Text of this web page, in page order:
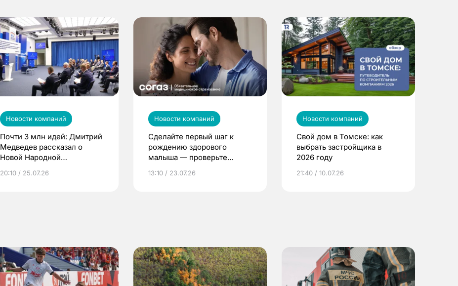
Новости компаний
Почти 3 млн идей: Дмитрий
Медведев рассказал о
Новой Народной
20:10 / 25.07.26
Новости компаний
Сделайте первый шаг к
рождению здорового
малыша — проверьте
по ОМС!
13:10 / 23.07.26
Новости компаний
Свой дом в Томске: как
выбрать застройщика в
2026 году
21:40 / 10.07.26